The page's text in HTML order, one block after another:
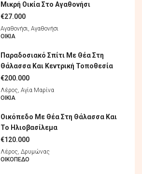
Μικρή Οικία Στο Αγαθονήσι
€27.000
Αγαθονήσι, Αγαθονήσι
ΟΙΚΊΑ
Παραδοσιακό Σπίτι Με Θέα Στη
Θάλασσα Και Κεντρική Τοποθεσία
€200.000
Λέρος, Αγία Μαρίνα
ΟΙΚΊΑ
Οικόπεδο Με Θέα Στη Θάλασσα Και
Το Ηλιοβασίλεμα
€120.000
Λέρος, Δρυμώνας
ΟΙΚΌΠΕΔO